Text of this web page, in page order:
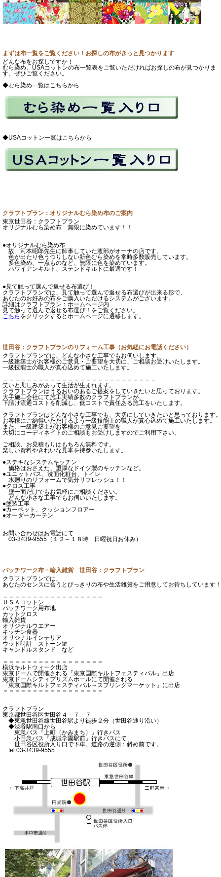
まずは布一覧をご覧ください！お探しの布がきっと見つかります
どんな布をお探しですか！
むら染め、USAコットンの布一覧表をご覧いただければお探しの布が見つかりま
す。ぜひご覧ください。
◆むら染め一覧はこちらから
◆USAコットン一覧はこちらから
クラフトプラン：オリジナルむら染め布のご案内
東京世田谷：クラフトプラン
オリジナルむら染め布 無限に染めています！！
●オリジナルむら染め布
故 河本昭郎先生に師事していた渡部がオーナの店です。
色が出たり色うつりしない新色むら染めを常時多数販売しています。
多色染め、一点ものなど、無限に色を染めています。
ハワイアンキルト、ステンドキルトに最適です！
●見て触って選んで返せる布選び！
クラフトプランでは、見て触って選んで返せる布選びが出来る形で、
あなたのお好みの布をご購入いただけるシステムがございます。
詳細はクラフトプラン：ホームページ内
見て触って選んで返せる布選び！をご覧ください。
こちら をクリックするとホームページに遷移します。
世田谷：クラフトプランのリフォーム工事（お気軽にお電話ください）
クラフトプランでは、どんな小さな工事でもお伺いします。
一級建築士がお客様のご意見・ご要望を大切に、ご相談お受けいたします。
一級技能士の職人が真心込めて施工いたします。
＝＝＝＝＝＝＝＝＝＝＝＝＝＝＝＝＝＝＝＝＝＝＝＝＝＝
笑いと悲しみがあって生活が生まれます。
クラフトプランはうるおいのあるご提案をしていきたいと思っております。
大手施工会社にて施工実績多数のクラフトプランが、
下請け流通コストを削減し、低コストで責任ある施工をいたします。
クラフトプランはどんな小さな工事でも、大切にしていきたいと思っております。
お客様にご納得いただけるよう一級技能士の職人が真心込めて施工いたします。
また、一級建築士がお客様のご意見ご要望を
大切にコーディネイトのご相談もお受けしますのでご利用下さい。
ご相談、お見積もりはもちろん無料です。
楽しい資料やきれいな見本を持参いたします。
●ステキなシステムキッチン
価格はおさえた、重厚なドイツ製のキッチンなど。
●ユニットバス、洗面化粧台、トイレ
水廻りのリフォームで気分リフレッシュ！！
●クロス工事
壁一面だけでもお気軽にご相談ください。
どんな小さな工事でもお伺いいたします。
●塗装工事
●カーペット、クッションフロアー
●オーダーカーテン
お問い合わせはお電話にて
03-3439-9555（１２～１８時 日曜祝日お休み）
パッチワーク布・輸入雑貨 世田谷：クラフトプラン
クラフトプランでは、
あなたのセンスに合うとびっきりの布や生活雑貨をご用意してお待ちしています！
＝＝＝＝＝＝＝＝＝＝＝＝＝＝＝＝＝
ＵＳＡコットン
パッチワーク用布地
カットクロス
輸入雑貨
オリジナルウエアー
キッチン食器
オリジナルインテリア
ウッド時計 ストーン鍵
キャンドルスタンド など
＝＝＝＝＝＝＝＝＝＝＝＝＝＝＝＝＝
横浜キルトウィーク出店
東京ドームで開催される「東京国際キルトフェスティバル」出店
東京ドームシティプリズムホールにて開催される
「東京国際キルトフェスティバル～スプリングマーケット」に出店
＝＝＝＝＝＝＝＝＝＝＝＝＝＝＝＝＝
クラフトプラン
東京都世田谷区世田谷４－７－７
◆東急世田谷線世田谷駅より徒歩２分（世田谷通り沿い）
◆渋谷駅南口から
東急バス『上町（かみまち）』行きバス
小田急バス『成城学園駅前』行きバスにて
世田谷区役所入り口で下車。道路の逆側：斜め前です。
tel:03-3439-9555